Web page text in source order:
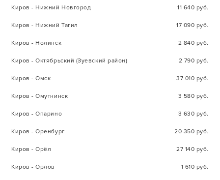
Киров - Нижний Новгород 11 640 руб.
Киров - Нижний Тагил 17 090 руб.
Киров - Нолинск 2 840 руб.
Киров - Октябрьский (Зуевский район) 2 790 руб.
Киров - Омск 37 010 руб.
Киров - Омутнинск 3 580 руб.
Киров - Опарино 3 630 руб.
Киров - Оренбург 20 350 руб.
Киров - Орёл 27 140 руб.
Киров - Орлов 1 610 руб.